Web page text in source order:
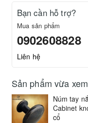
Bạn cần hỗ trợ?
Mua sản phẩm
0902608828
Liên hệ
Sản phẩm vừa xem
Núm tay
Cabinet
cổ